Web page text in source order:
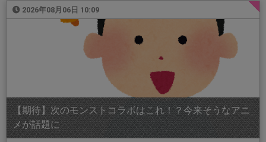
2026年08月06日 10:09
【期待】次のモンストコラボはこれ！？今来そうなアニ
メが話題に